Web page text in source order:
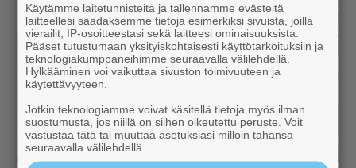
Käytämme laitetunnisteita ja tallennamme evästeitä
laitteellesi saadaksemme tietoja esimerkiksi sivuista, joilla
vierailit, IP-osoitteestasi sekä laitteesi ominaisuuksista.
Pääset tutustumaan yksityiskohtaisesti käyttötarkoituksiin ja
teknologiakumppaneihimme seuraavalla välilehdellä.
Hylkääminen voi vaikuttaa sivuston toimivuuteen ja
käytettävyyteen.
Jotkin teknologiamme voivat käsitellä tietoja myös ilman
suostumusta, jos niillä on siihen oikeutettu peruste. Voit
vastustaa tätä tai muuttaa asetuksiasi milloin tahansa
seuraavalla välilehdellä.